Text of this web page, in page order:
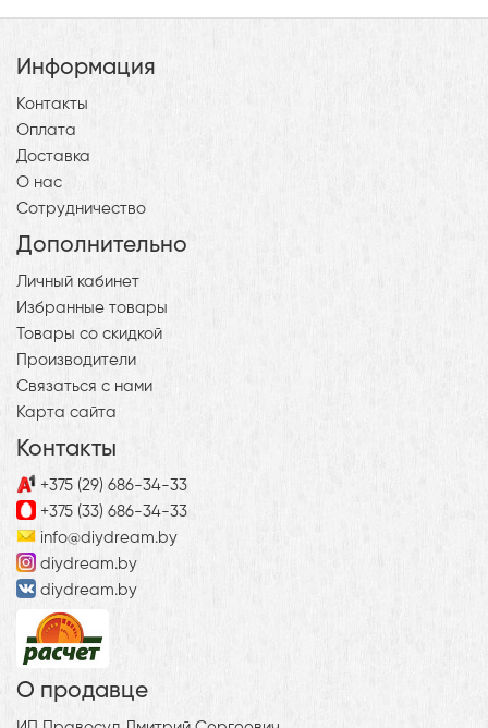
Информация
Контакты
Оплата
Доставка
О нас
Сотрудничество
Дополнительно
Личный кабинет
Избранные товары
Товары со скидкой
Производители
Связаться с нами
Карта сайта
Контакты
+375 (29) 686-34-33
+375 (33) 686-34-33
info@diydream.by
diydream.by
diydream.by
О продавце